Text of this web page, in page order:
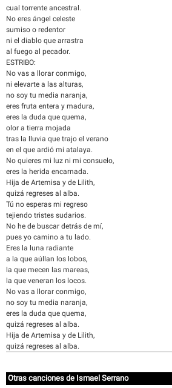
cual torrente ancestral.
No eres ángel celeste
sumiso o redentor
ni el diablo que arrastra
al fuego al pecador.
ESTRIBO:
No vas a llorar conmigo,
ni elevarte a las alturas,
no soy tu media naranja,
eres fruta entera y madura,
eres la duda que quema,
olor a tierra mojada
tras la lluvia que trajo el verano
en el que ardió mi atalaya.
No quieres mi luz ni mi consuelo,
eres la herida encarnada.
Hija de Artemisa y de Lilith,
quizá regreses al alba.
Tú no esperas mi regreso
tejiendo tristes sudarios.
No he de buscar detrás de mí,
pues yo camino a tu lado.
Eres la luna radiante
a la que aúllan los lobos,
la que mecen las mareas,
la que veneran los locos.
No vas a llorar conmigo,
no soy tu media naranja,
eres la duda que quema,
quizá regreses al alba.
Hija de Artemisa y de Lilith,
quizá regreses al alba.
Otras canciones de Ismael Serrano